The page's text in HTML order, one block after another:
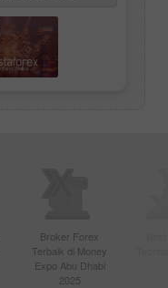
Broker Forex
Terbaik di Money
Expo Abu Dhabi
2025